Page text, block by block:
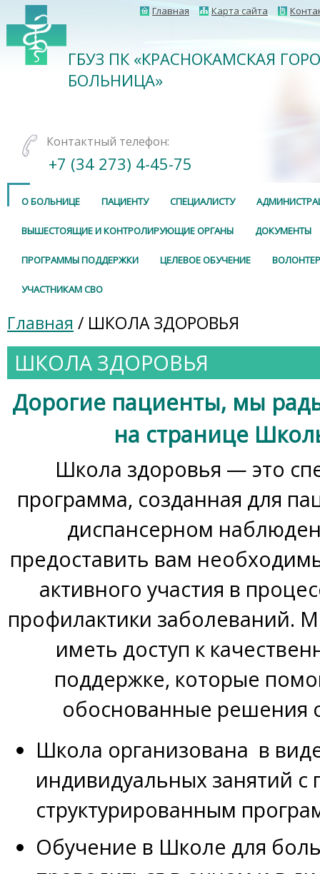
Главная Карта сайта
ГБУЗ ПК «КРАСНОКАМСКАЯ
БОЛЬНИЦА»
Контактный телефон:
+7 (34 273) 4-45-75
О БОЛЬНИЦЕ ПАЦИЕНТУ СПЕЦИАЛИСТУ
ВЫШЕСТОЯЩИЕ И КОНТРОЛИРУЮЩИЕ ОРГАНЫ ДОКУМЕНТЫ
ПРОГРАММЫ ПОДДЕРЖКИ ЦЕЛЕВОЕ ОБУЧЕНИЕ
УЧАСТНИКАМ СВО
Главная / ШКОЛА ЗДОРОВЬЯ
ШКОЛА ЗДОРОВЬЯ
Дорогие пациенты, мы
на странице
Школа здоровья — это
программа, созданная для
диспансерном
предоставить вам
активного участия в
профилактики заболеваний.
иметь доступ к
поддержке, которые
обоснованные решения
Школа организована в
индивидуальных занятий
структурированным
Обучение в Школе для